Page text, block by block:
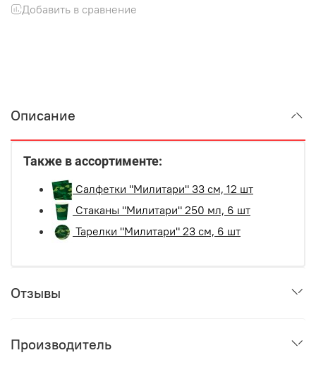
Добавить в сравнение
Описание
Также в ассортименте:
Салфетки "Милитари" 33 см, 12 шт
Стаканы "Милитари" 250 мл, 6 шт
Тарелки "Милитари" 23 см, 6 шт
Отзывы
Производитель